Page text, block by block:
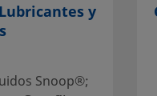
y
Snoop®;